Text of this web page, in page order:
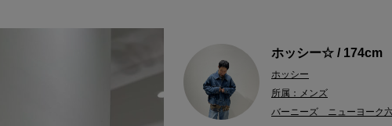
ホッシー☆ / 174cm
ホッシー
所属：メンズ
バーニーズ ニューヨーク